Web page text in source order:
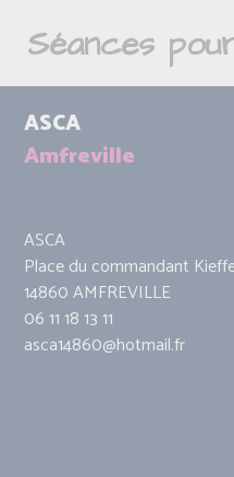
Séances
ASCA
Amfreville
ASCA
Place du commandant
14860 AMFREVILLE
06 11 18 13 11
asca14860@hotmail.fr